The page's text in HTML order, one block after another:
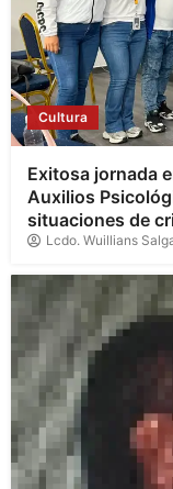
Cultura
Exitosa jornada
Auxilios
situaciones de
Lcdo. Wuillians